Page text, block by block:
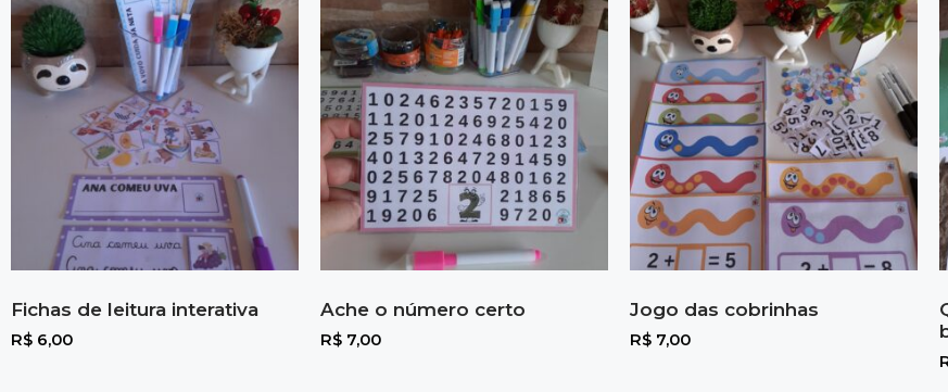
Fichas de leitura interativa
R$ 6,00
Ache o número certo
R$ 7,00
Jogo das cobrinhas
R$ 7,00